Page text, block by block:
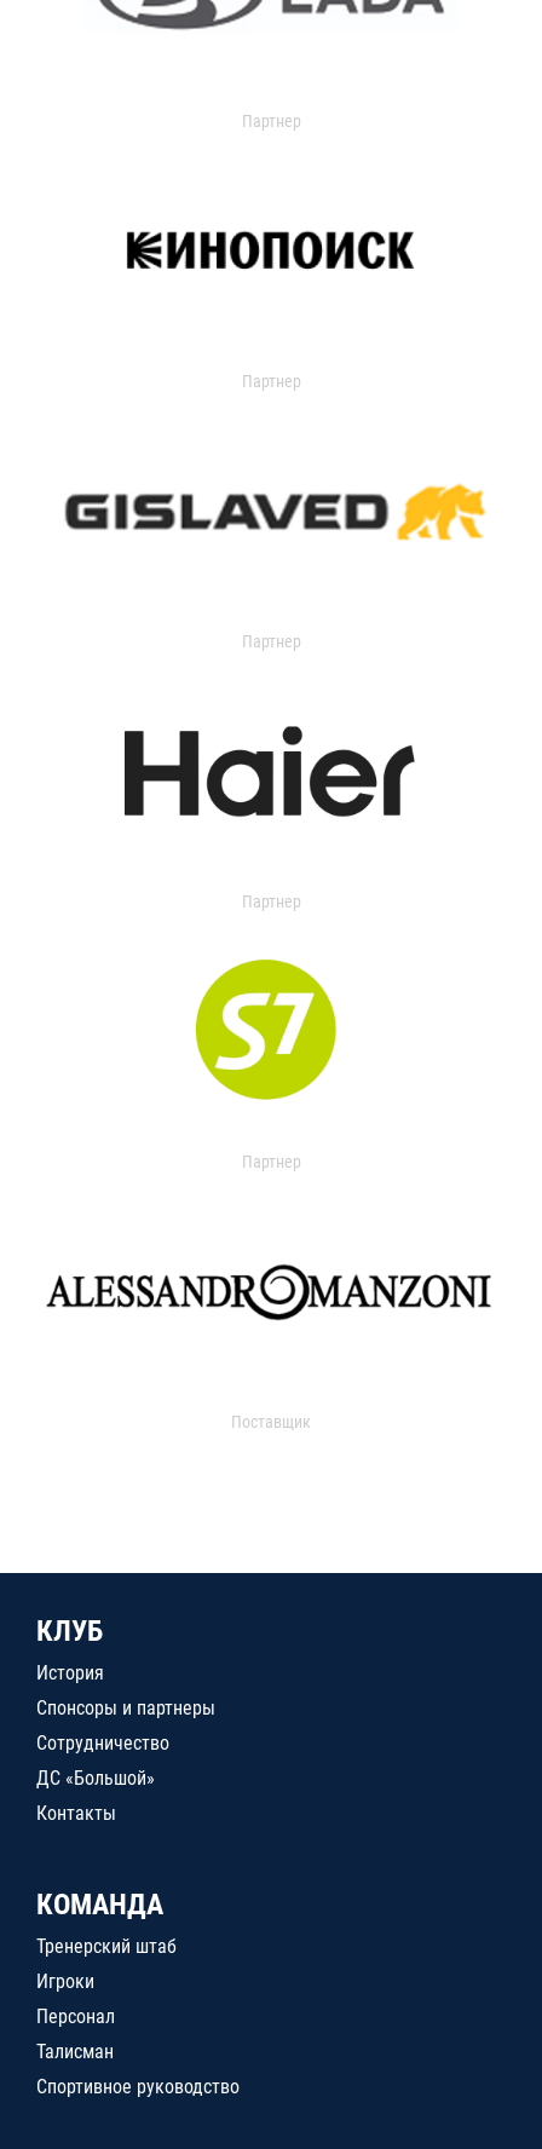
Партнер
Партнер
Партнер
Партнер
Партнер
Поставщик
КЛУБ
История
Спонсоры и партнеры
Сотрудничество
ДС «Большой»
Контакты
КОМАНДА
Тренерский штаб
Игроки
Персонал
Талисман
Спортивное руководство